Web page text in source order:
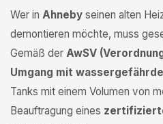
Wer in Ahneby seinen alten
demontieren möchte, muss
Gemäß der AwSV
Umgang mit
Tanks mit einem Volumen von
Beauftragung eines